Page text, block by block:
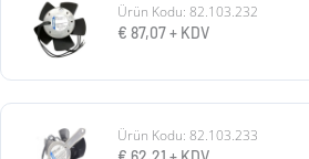
Ürün Kodu: 82.103.232
€ 87,07+ KDV
Ürün Kodu: 82.103.233